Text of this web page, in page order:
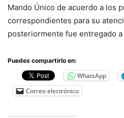
Mando Único de acuerdo a los
correspondientes para su
posteriormente fue entregado
Puedes compartirlo en:
WhatsApp
Correo electrónico